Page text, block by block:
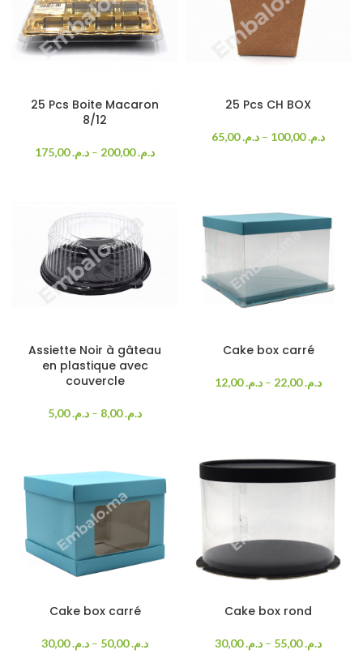
25 Pcs Boite Macaron
8/12
د.م.175,00 – د.م.200,00
25 Pcs CH BOX
د.م.65,00 – د.م.100,00
Assiette Noir à gâteau
en plastique avec
couvercle
د.م.5,00 – د.م.8,00
Cake box carré
د.م.12,00 – د.م.22,00
Cake box carré
د.م.30,00 – د.م.50,00
Cake box rond
د.م.30,00 – د.م.55,00